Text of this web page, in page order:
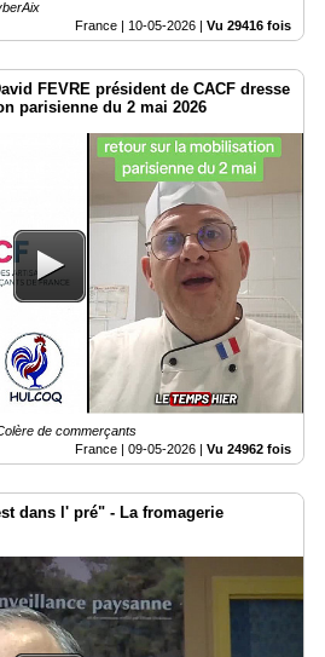
France | 10-05-2026 Vu 29416 fois
FEVRE président de CACF dresse
parisienne du 2 mai 2026
de commerçants
France | 09-05-2026 | Vu 24962 fois
dans l' pré" - La fromagerie